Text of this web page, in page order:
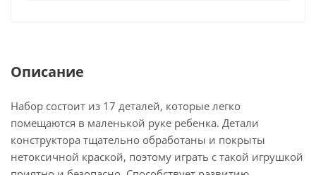
Описание
Набор состоит из 17 деталей, которые легко
помещаются в маленькой руке ребенка. Детали
конструктора тщательно обработаны и покрыты
нетоксичной краской, поэтому играть с такой игрушкой